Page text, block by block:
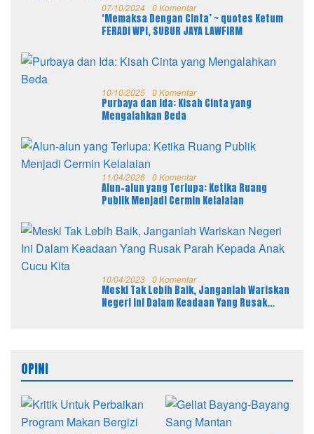
07/10/2024 0 Komentar
‘Memaksa Dengan Cinta’ ~ quotes Ketum
FERADI WPI, SUBUR JAYA LAWFIRM
10/10/2025 0 Komentar
Purbaya dan Ida: Kisah Cinta yang
Mengalahkan Beda
11/04/2026 0 Komentar
Alun-alun yang Terlupa: Ketika Ruang
Publik Menjadi Cermin Kelalaian
10/04/2023 0 Komentar
Meski Tak Lebih Baik, Janganlah Wariskan
Negeri Ini Dalam Keadaan Yang Rusak
OPINI